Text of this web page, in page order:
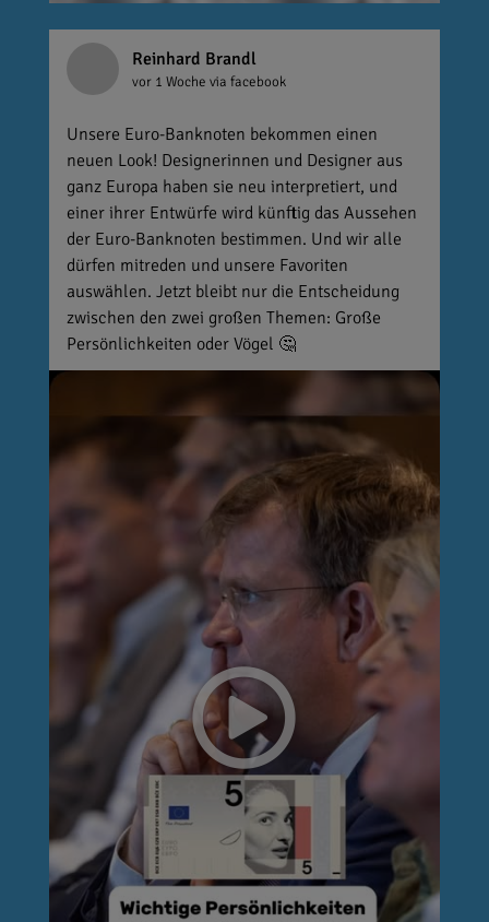
Reinhard Brandl
vor 1 Woche via facebook
Unsere Euro-Banknoten bekommen einen
neuen Look! Designerinnen und Designer aus
ganz Europa haben sie neu interpretiert, und
einer ihrer Entwürfe wird künftig das Aussehen
der Euro-Banknoten bestimmen. Und wir alle
dürfen mitreden und unsere Favoriten
auswählen. Jetzt bleibt nur die Entscheidung
zwischen den zwei großen Themen: Große
Persönlichkeiten oder Vögel 🤔